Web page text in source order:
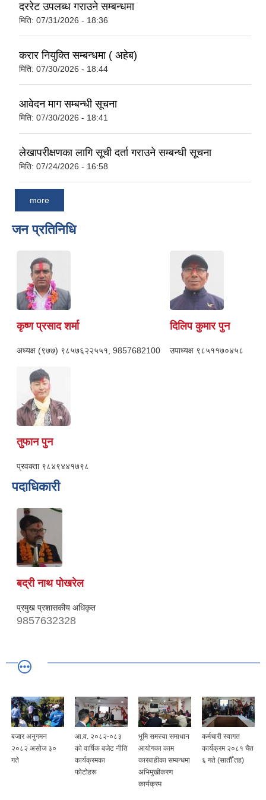
दररेट उपलब्ध गराउने सम्बन्धमा
मिति: 07/31/2026 - 18:36
करार नियुक्ति सम्बन्धमा ( अहेब)
मिति: 07/30/2026 - 18:44
आवेदन माग सम्बन्धी सूचना
मिति: 07/30/2026 - 18:41
लेखापरीक्षणका लागि सूची दर्ता गराउने सम्बन्धी सूचना
मिति: 07/24/2026 - 16:58
more
जन प्रतिनिधि
कृष्ण प्रसाद शर्मा
अध्यक्ष (९७७) ९८५७६२२५५१, 9857682100
दिलिप कुमार पुन
उपाध्यक्ष ९८५११७०४५८
तुफान पुन
प्रवक्ता ९८४९४४१७९८
पदाधिकारी
बद्री नाथ पोखरेल
प्रमुख प्रशासकीय अधिकृत
9857632328
बजार अनुगमन
२०८२ असोज ३०
गते
आ.व. २०८२-०८३
को वार्षिक बजेट नीति
कार्यक्रमका
फोटोहरू
भूमि समस्या समाधान
आयोगका काम
कारबाहीका सम्बन्धमा
अभिमुखीकरण
कार्यक्रम
कर्मचारी स्वागत
कार्यक्रम २०८१ चैत
६ गते (सातौँ तह)